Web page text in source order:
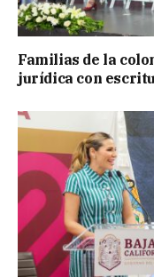
Familias de la
jurídica con